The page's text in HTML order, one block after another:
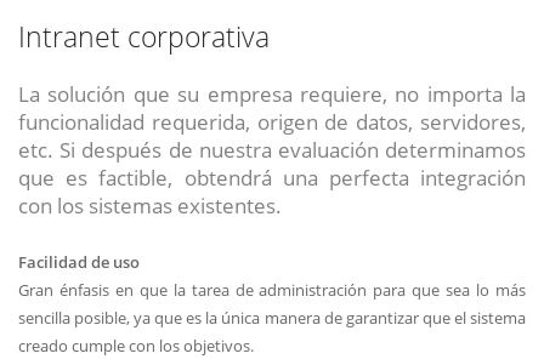
Intranet corporativa
La solución que su empresa requiere, no importa la
funcionalidad requerida, origen de datos, servidores,
etc. Si después de nuestra evaluación determinamos
que es factible, obtendrá una perfecta integración
con los sistemas existentes.
Facilidad de uso
Gran énfasis en que la tarea de administración para que sea lo más
sencilla posible, ya que es la única manera de garantizar que el sistema
creado cumple con los objetivos.